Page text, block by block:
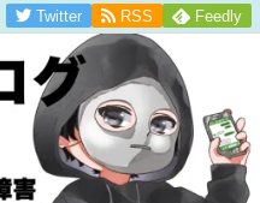
Twitter RSS Feedly